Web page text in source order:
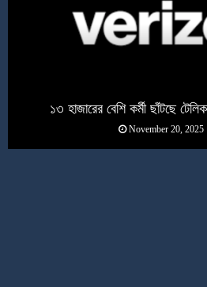
১৩ হাজারের বেশি কর্মী ছাঁটছে
November 20, 2025